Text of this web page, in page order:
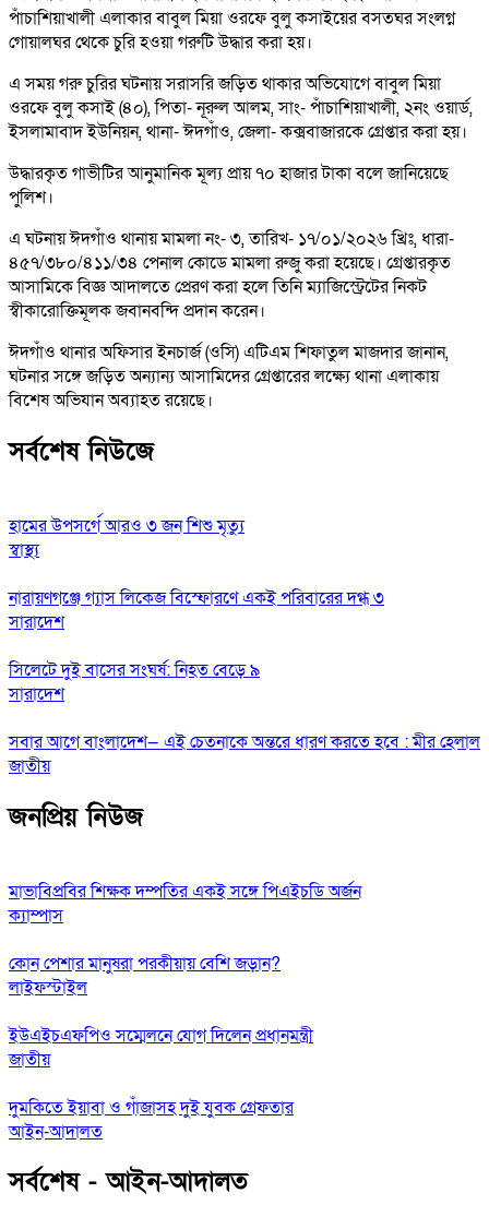
পাঁচাশিয়াখালী এলাকার বাবুল মিয়া ওরফে বুলু কসাইয়ের বসতঘর সংলগ্ন
গোয়ালঘর থেকে চুরি হওয়া গরুটি উদ্ধার করা হয়।
এ সময় গরু চুরির ঘটনায় সরাসরি জড়িত থাকার অভিযোগে বাবুল মিয়া
ওরফে বুলু কসাই (৪০), পিতা- নূরুল আলম, সাং- পাঁচাশিয়াখালী, ২নং ওয়ার্ড,
ইসলামাবাদ ইউনিয়ন, থানা- ঈদগাঁও, জেলা- কক্সবাজারকে গ্রেপ্তার করা হয়।
উদ্ধারকৃত গাভীটির আনুমানিক মূল্য প্রায় ৭০ হাজার টাকা বলে জানিয়েছে
পুলিশ।
এ ঘটনায় ঈদগাঁও থানায় মামলা নং- ৩, তারিখ- ১৭/০১/২০২৬ খ্রিঃ, ধারা-
৪৫৭/৩৮০/৪১১/৩৪ পেনাল কোডে মামলা রুজু করা হয়েছে। গ্রেপ্তারকৃত
আসামিকে বিজ্ঞ আদালতে প্রেরণ করা হলে তিনি ম্যাজিস্ট্রেটের নিকট
স্বীকারোক্তিমূলক জবানবন্দি প্রদান করেন।
ঈদগাঁও থানার অফিসার ইনচার্জ (ওসি) এটিএম শিফাতুল মাজদার জানান,
ঘটনার সঙ্গে জড়িত অন্যান্য আসামিদের গ্রেপ্তারের লক্ষ্যে থানা এলাকায়
বিশেষ অভিযান অব্যাহত রয়েছে।
সর্বশেষ নিউজে
হামের উপসর্গে আরও ৩ জন শিশু মৃত্যু
স্বাস্থ্য
নারায়ণগঞ্জে গ্যাস লিকেজ বিস্ফোরণে একই পরিবারের দগ্ধ ৩
সারাদেশ
সিলেটে দুই বাসের সংঘর্ষ: নিহত বেড়ে ৯
সারাদেশ
সবার আগে বাংলাদেশ— এই চেতনাকে অন্তরে ধারণ করতে হবে : মীর হেলাল
জাতীয়
জনপ্রিয় নিউজ
মাভাবিপ্রবির শিক্ষক দম্পতির একই সঙ্গে পিএইচডি অর্জন
ক্যাম্পাস
কোন পেশার মানুষরা পরকীয়ায় বেশি জড়ান?
লাইফস্টাইল
ইউএইচএফপিও সম্মেলনে যোগ দিলেন প্রধানমন্ত্রী
জাতীয়
দুমকিতে ইয়াবা ও গাঁজাসহ দুই যুবক গ্রেফতার
আইন-আদালত
সর্বশেষ - আইন-আদালত